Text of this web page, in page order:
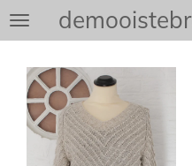
Ga
direct
hoofdinhoud